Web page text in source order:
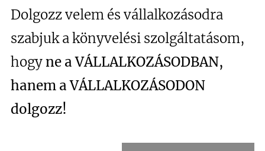
Dolgozz velem és vállalkozásodra
szabjuk a könyvelési szolgáltatásom,
hogyne a VÁLLALKOZÁSODBAN,
hanem a VÁLLALKOZÁSODON
dolgozz!